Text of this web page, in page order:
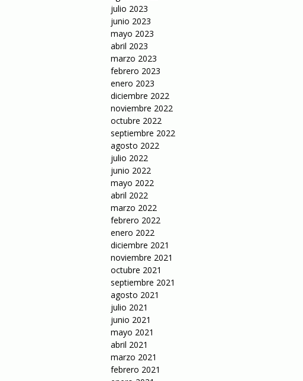
julio 2023
junio 2023
mayo 2023
abril 2023
marzo 2023
febrero 2023
enero 2023
diciembre 2022
noviembre 2022
octubre 2022
septiembre 2022
agosto 2022
julio 2022
junio 2022
mayo 2022
abril 2022
marzo 2022
febrero 2022
enero 2022
diciembre 2021
noviembre 2021
octubre 2021
septiembre 2021
agosto 2021
julio 2021
junio 2021
mayo 2021
abril 2021
marzo 2021
febrero 2021